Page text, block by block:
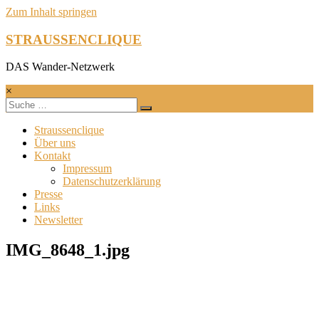
Zum Inhalt springen
STRAUSSENCLIQUE
DAS Wander-Netzwerk
×
Straussenclique
Über uns
Kontakt
Impressum
Datenschutzerklärung
Presse
Links
Newsletter
IMG_8648_1.jpg